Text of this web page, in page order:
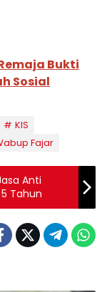
Bukti
Sosial
KIS
Fajar
Anti
Tahun